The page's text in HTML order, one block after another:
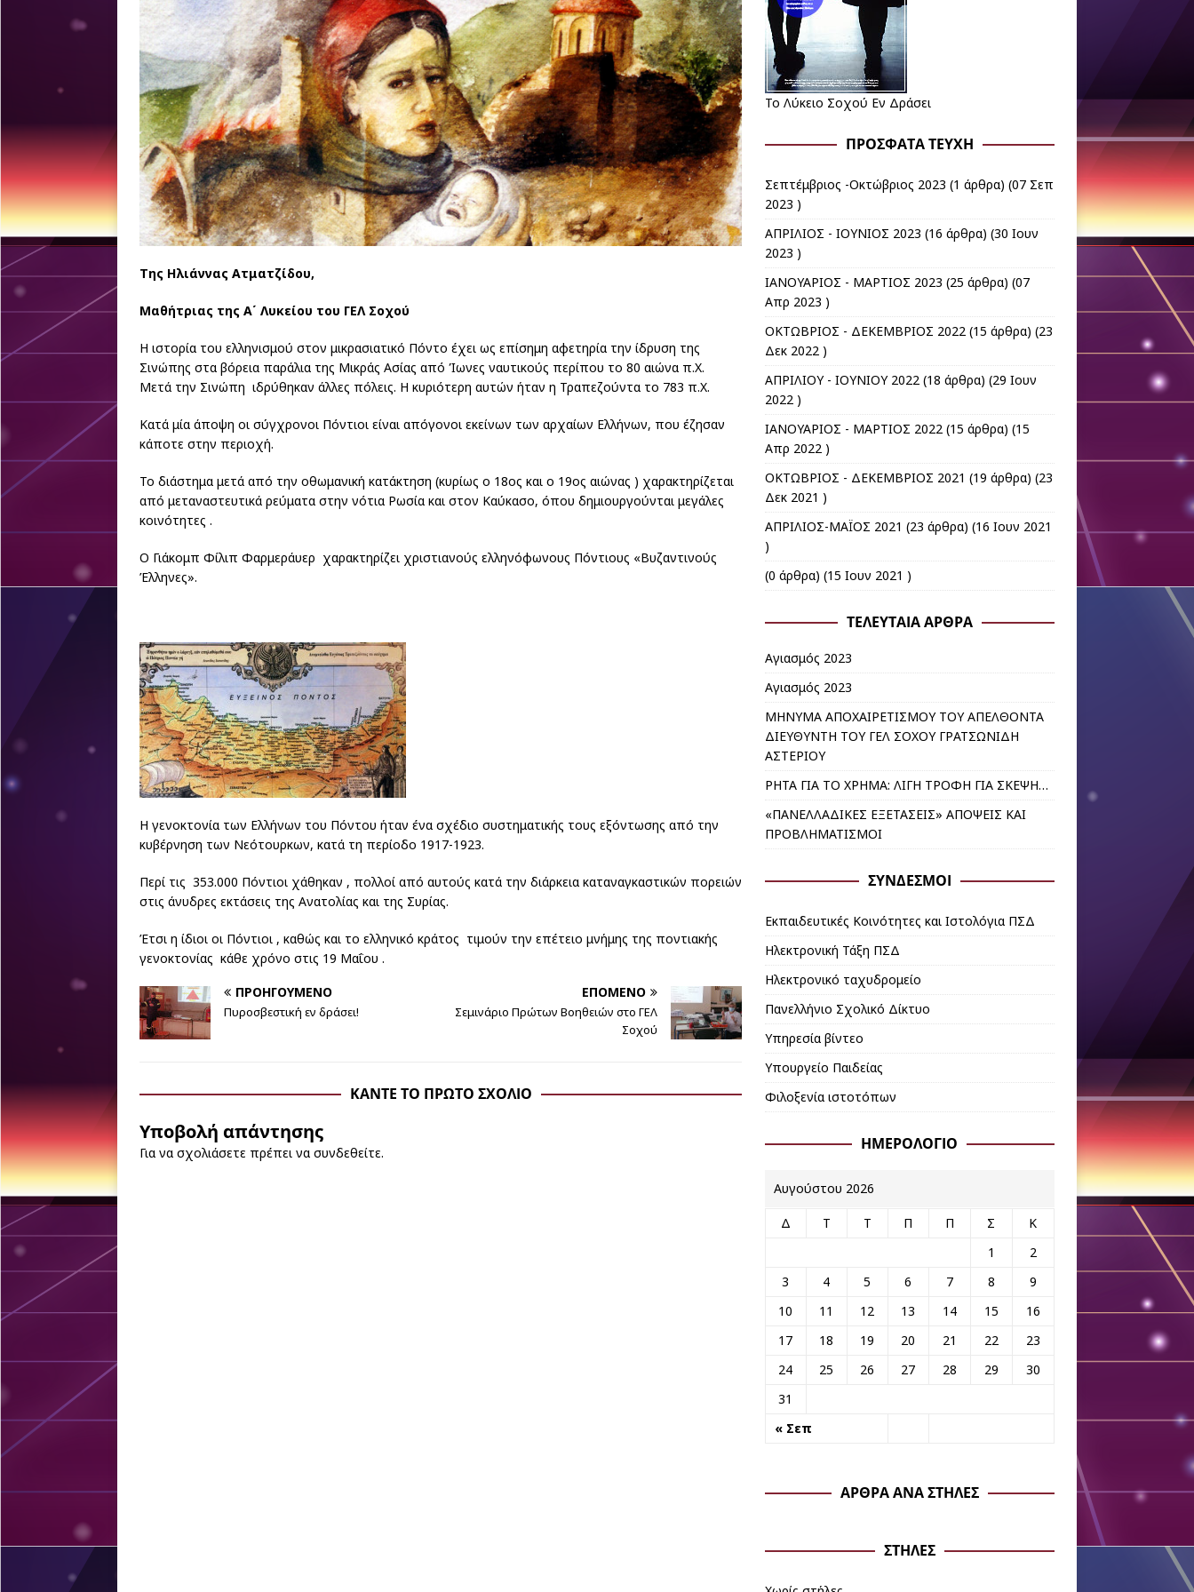
Της Ηλιάννας Ατματζίδου,
Μαθήτριας της Α΄ Λυκείου του ΓΕΛ Σοχού
Η ιστορία του ελληνισμού στον μικρασιατικό Πόντο έχει ως επίσημη αφετηρία την ίδρυση της
Σινώπης στα βόρεια παράλια της Μικράς Ασίας από Ίωνες ναυτικούς περίπου το 80 αιώνα π.Χ.
Μετά την Σινώπη ιδρύθηκαν άλλες πόλεις. Η κυριότερη αυτών ήταν η Τραπεζούντα το 783 π.Χ.
Κατά μία άποψη οι σύγχρονοι Πόντιοι είναι απόγονοι εκείνων των αρχαίων Ελλήνων, που έζησαν
κάποτε στην περιοχή.
Το διάστημα μετά από την οθωμανική κατάκτηση (κυρίως ο 18ος και ο 19ος αιώνας ) χαρακτηρίζεται
από μεταναστευτικά ρεύματα στην νότια Ρωσία και στον Καύκασο, όπου δημιουργούνται μεγάλες
κοινότητες .
Ο Γιάκομπ Φίλιπ Φαρμεράυερ χαρακτηρίζει χριστιανούς ελληνόφωνους Πόντιους «Βυζαντινούς
Έλληνες».
Η γενοκτονία των Ελλήνων του Πόντου ήταν ένα σχέδιο συστηματικής τους εξόντωσης από την
κυβέρνηση των Νεότουρκων, κατά τη περίοδο 1917-1923.
Περί τις 353.000 Πόντιοι χάθηκαν , πολλοί από αυτούς κατά την διάρκεια καταναγκαστικών πορειών
στις άνυδρες εκτάσεις της Ανατολίας και της Συρίας.
Έτσι η ίδιοι οι Πόντιοι , καθώς και το ελληνικό κράτος τιμούν την επέτειο μνήμης της ποντιακής
γενοκτονίας κάθε χρόνο στις 19 Μαΐου .
ΠΡΟΗΓΟΎΜΕΝΟ
Πυροσβεστική εν δράσει!
ΕΠΌΜΕΝΟ
Σεμινάριο Πρώτων Βοηθειών στο ΓΕΛ
Σοχού
ΚΆΝΤΕ ΤΟ ΠΡΏΤΟ ΣΧΌΛΙΟ
Υποβολή απάντησης
Για να σχολιάσετε πρέπει να συνδεθείτε.
Το Λύκειο Σοχού Εν Δράσει
ΠΡΌΣΦΑΤΑ ΤΕΎΧΗ
Σεπτέμβριος -Οκτώβριος 2023 (1 άρθρα) (07 Σεπ
2023 )
ΑΠΡΙΛΙΟΣ - ΙΟΥΝΙΟΣ 2023 (16 άρθρα) (30 Ιουν
2023 )
ΙΑΝΟΥΑΡΙΟΣ - ΜΑΡΤΙΟΣ 2023 (25 άρθρα) (07
Απρ 2023 )
ΟΚΤΩΒΡΙΟΣ - ΔΕΚΕΜΒΡΙΟΣ 2022 (15 άρθρα) (23
Δεκ 2022 )
ΑΠΡΙΛΙΟΥ - ΙΟΥΝΙΟΥ 2022 (18 άρθρα) (29 Ιουν
2022 )
ΙΑΝΟΥΑΡΙΟΣ - ΜΑΡΤΙΟΣ 2022 (15 άρθρα) (15
Απρ 2022 )
ΟΚΤΩΒΡΙΟΣ - ΔΕΚΕΜΒΡΙΟΣ 2021 (19 άρθρα) (23
Δεκ 2021 )
ΑΠΡΙΛΙΟΣ-ΜΑΪΟΣ 2021 (23 άρθρα) (16 Ιουν 2021
)
(0 άρθρα) (15 Ιουν 2021 )
ΤΕΛΕΥΤΑΊΑ ΆΡΘΡΑ
Αγιασμός 2023
Αγιασμός 2023
ΜΗΝΥΜΑ ΑΠΟΧΑΙΡΕΤΙΣΜΟΥ ΤΟΥ ΑΠΕΛΘΟΝΤΑ
ΔΙΕΥΘΥΝΤΗ ΤΟΥ ΓΕΛ ΣΟΧΟΥ ΓΡΑΤΣΩΝΙΔΗ
ΑΣΤΕΡΙΟΥ
ΡΗΤΑ ΓΙΑ ΤΟ ΧΡΗΜΑ: ΛΙΓΗ ΤΡΟΦΗ ΓΙΑ ΣΚΕΨΗ…
«ΠΑΝΕΛΛΑΔΙΚΕΣ ΕΞΕΤΑΣΕΙΣ» ΑΠΟΨΕΙΣ ΚΑΙ
ΠΡΟΒΛΗΜΑΤΙΣΜΟΙ
ΣΎΝΔΕΣΜΟΙ
Εκπαιδευτικές Κοινότητες και Ιστολόγια ΠΣΔ
Ηλεκτρονική Τάξη ΠΣΔ
Ηλεκτρονικό ταχυδρομείο
Πανελλήνιο Σχολικό Δίκτυο
Υπηρεσία βίντεο
Υπουργείο Παιδείας
Φιλοξενία ιστοτόπων
ΗΜΕΡΟΛΟΓΙΟ
Αυγούστου 2026
Δ Τ Τ Π Π Σ Κ
« Σεπ
1
2
3
4 5 6 7 8
9
10
11 12 13 14 15
16
17
18 19 20 21 22
23
24
25 26 27 28 29
30
31
ΆΡΘΡΑ ΑΝΆ ΣΤΉΛΕΣ
ΣΤΉΛΕΣ